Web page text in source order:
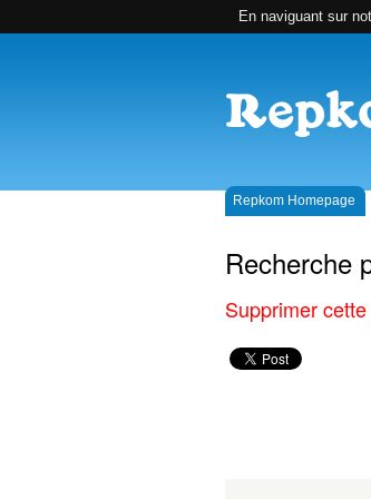
En naviguant sur
Repkom Homepage
Recherche
Supprimer